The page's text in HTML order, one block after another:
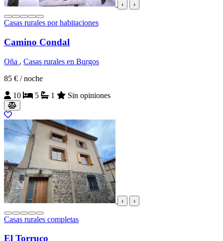
‹ ›
Casas rurales por habitaciones
Camino Condal
Oña , Casas rurales en Burgos
85 € / noche
10
5 1 Sin opiniones
‹ ›
Casas rurales completas
El Torruco